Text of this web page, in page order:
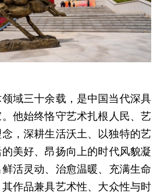
域三十余载 ， 是中国当代深具
他始终恪守艺术扎根人 民、艺
，深耕生活沃土、 以独特的艺
美好、昂扬向上的时代风貌凝
鲜活灵动、 治愈温暖、 充满生命
其作品兼具艺术性、 大众性与时